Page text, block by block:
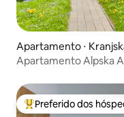
Apartamento ⋅
Apartamento Alpska
Entre os melhores
Preferido dos